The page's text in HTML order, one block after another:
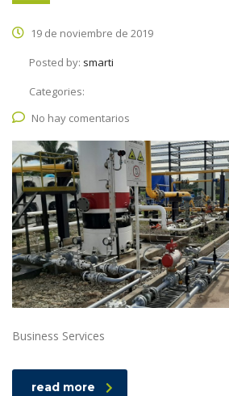
19 de noviembre de 2019
Posted by: smarti
Categories:
No hay comentarios
Business Services
read more